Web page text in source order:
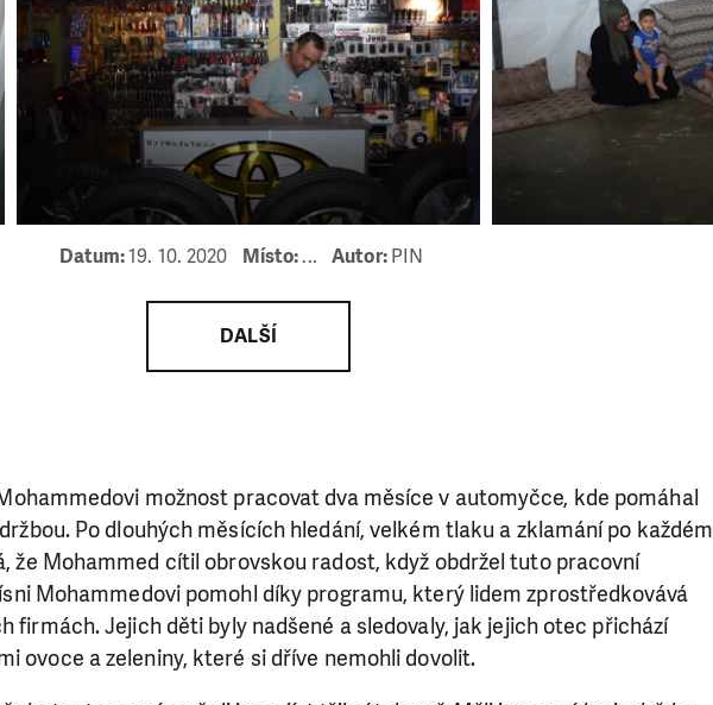
Datum:19. 10. 2020 Místo:... Autor:PIN
DALŠÍ
možnost pracovat dva měsíce v automyčce, kde pomáhal
Po dlouhých měsících hledání, velkém tlaku a zklamání po každém
že Mohammed cítil obrovskou radost, když obdržel tuto pracovní
Mohammedovi pomohl díky programu, který lidem zprostředkovává
firmách. Jejich děti byly nadšené a sledovaly, jak jejich otec přichází
ovoce a zeleniny, které si dříve nemohli dovolit.
VÁM, CO DĚLÁME? PODPOŘTE NÁS!
smysluplně, neobejdeme se bez Vaší podpory. Ať už se nám
jedním darem nebo se stanete pravidelným dárcem Klubu přátel, Vaše
nám umožní pomoci vždy tam, kde je to nejvíce potřeba.
DAROVAT PRAVIDELNĚ